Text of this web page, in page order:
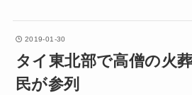
2019-01-30
タイ東北部で高僧の火
民が参列